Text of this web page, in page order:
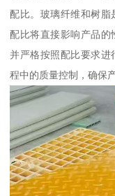
配比。玻璃纤维和树脂
配比将直接影响产品的
并严格按照配比要求进
程中的质量控制，确保